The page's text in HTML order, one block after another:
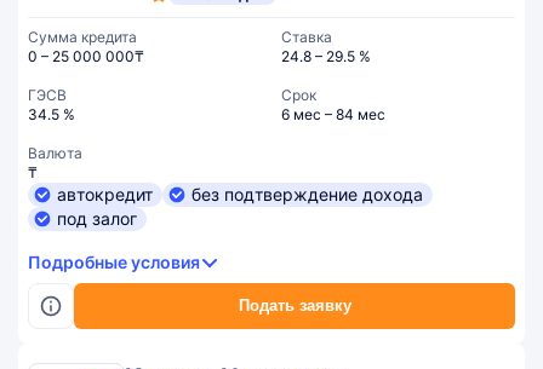
Подать заявку
Сумма кредита
0 – 25 000 000₸
Ставка
24.8 – 29.5 %
ГЭСВ
34.5 %
Срок
6 мес – 84 мес
Валюта
₸
автокредит
без подтверждение дохода
под залог
Подробные условия